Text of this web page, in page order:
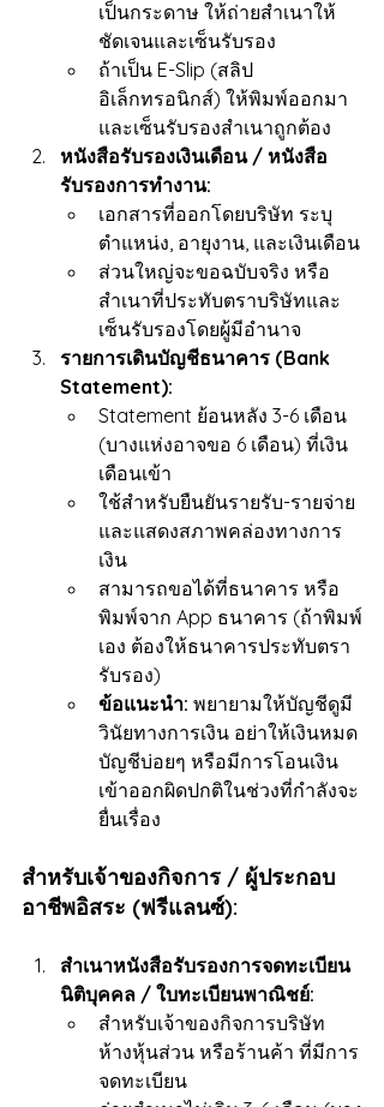
เป็นกระดาษ ให้ถ่ายสำเนาให้
ชัดเจนและเซ็นรับรอง
ถ้าเป็น E-Slip (สลิป
อิเล็กทรอนิกส์) ให้พิมพ์ออกมา
และเซ็นรับรองสำเนาถูกต้อง
หนังสือรับรองเงินเดือน / หนังสือ
รับรองการทำงาน:
เอกสารที่ออกโดยบริษัท ระบุ
ตำแหน่ง, อายุงาน, และเงินเดือน
ส่วนใหญ่จะขอฉบับจริง หรือ
สำเนาที่ประทับตราบริษัทและ
เซ็นรับรองโดยผู้มีอำนาจ
รายการเดินบัญชีธนาคาร (Bank
Statement):
Statement ย้อนหลัง 3-6 เดือน
(บางแห่งอาจขอ 6 เดือน) ที่เงิน
เดือนเข้า
ใช้สำหรับยืนยันรายรับ-รายจ่าย
และแสดงสภาพคล่องทางการ
เงิน
สามารถขอได้ที่ธนาคาร หรือ
พิมพ์จาก App ธนาคาร (ถ้าพิมพ์
เอง ต้องให้ธนาคารประทับตรา
รับรอง)
ข้อแนะนำ: พยายามให้บัญชีดูมี
วินัยทางการเงิน อย่าให้เงินหมด
บัญชีบ่อยๆ หรือมีการโอนเงิน
เข้าออกผิดปกติในช่วงที่กำลังจะ
ยื่นเรื่อง
สำหรับเจ้าของกิจการ / ผู้ประกอบ
อาชีพอิสระ (ฟรีแลนซ์):
สำเนาหนังสือรับรองการจดทะเบียน
นิติบุคคล / ใบทะเบียนพาณิชย์:
สำหรับเจ้าของกิจการบริษัท
ห้างหุ้นส่วน หรือร้านค้า ที่มีการ
จดทะเบียน